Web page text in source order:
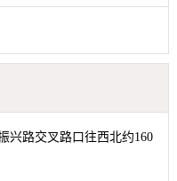
兴路交叉路口往西北约160